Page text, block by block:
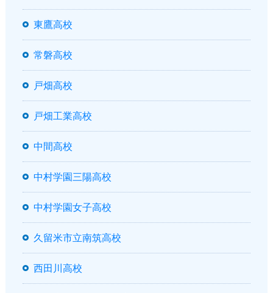
東鷹高校
常磐高校
戸畑高校
戸畑工業高校
中間高校
中村学園三陽高校
中村学園女子高校
久留米市立南筑高校
西田川高校